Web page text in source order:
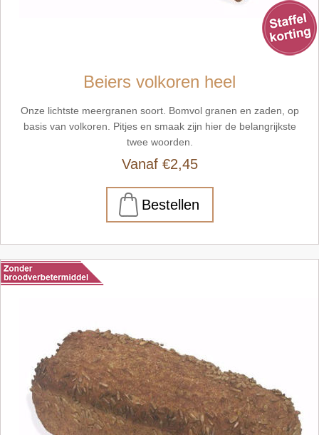
Beiers volkoren heel
Onze lichtste meergranen soort. Bomvol granen en zaden, op
basis van volkoren. Pitjes en smaak zijn hier de belangrijkste
twee woorden.
Vanaf €2,45